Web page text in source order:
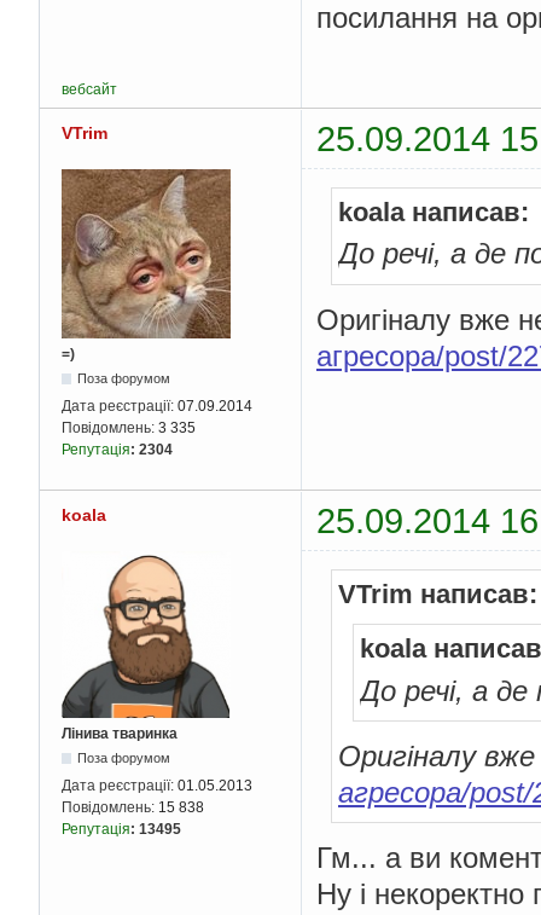
посилання на
вебсайт
VTrim 25.09.2014
=)
Поза форумом
Дата реєстрації: 07.09.2014
Повідомлень: 3 335
Репутація: 2304
koala написав:
До речі, а де
Оригіналу вже
агресора/post/
koala 25.09.2014
Лінива тваринка
Поза форумом
Дата реєстрації: 01.05.2013
Повідомлень: 15 838
Репутація: 13495
VTrim написав:
koala
До речі, а де
Оригіналу
агресора/
Гм... а ви
Ну і